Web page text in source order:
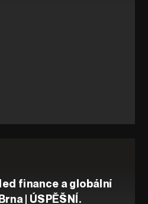
finance a globální
| ÚSPĚŠNÍ.